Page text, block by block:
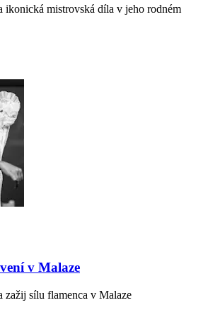
ikonická mistrovská díla v jeho rodném
v Malaze
zažij sílu flamenca v Malaze